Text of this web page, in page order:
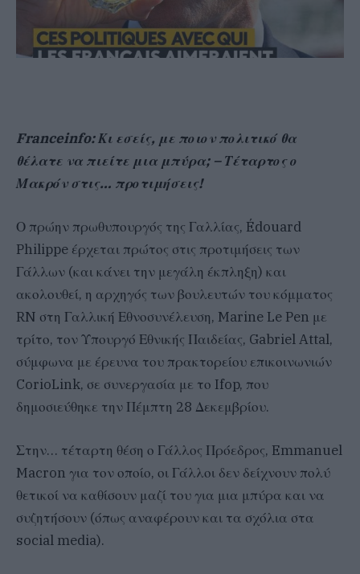
Franceinfo: Κι εσείς, με ποιον πολιτικό θα
θέλατε να πιείτε μια μπύρα; – Τέταρτος ο
Μακρόν στις… προτιμήσεις!
Ο πρώην πρωθυπουργός της Γαλλίας, Édouard
Philippe έρχεται πρώτος στις προτιμήσεις των
Γάλλων (και κάνει την μεγάλη έκπληξη) και
ακολουθεί, η αρχηγός των βουλευτών του κόμματος
RN στη Γαλλική Εθνοσυνέλευση, Marine Le Pen με
τρίτο, τον Υπουργό Εθνικής Παιδείας, Gabriel Attal,
σύμφωνα με έρευνα του πρακτορείου επικοινωνιών
CorioLink, σε συνεργασία με το Ifop, που
δημοσιεύθηκε την Πέμπτη 28 Δεκεμβρίου.
Στην… τέταρτη θέση ο Γάλλος Πρόεδρος, Emmanuel
Macron για τον οποίο, οι Γάλλοι δεν δείχνουν πολύ
θετικοί να καθίσουν μαζί του για μια μπύρα και να
συζητήσουν (όπως αναφέρουν και τα σχόλια στα
social media).